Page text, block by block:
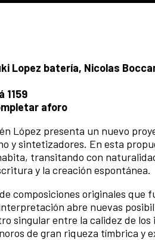
Lopez batería, Nicolas
1159
aforo
López presenta un nuevo
y sintetizadores. En esta
transitando con
y la creación espontánea.
composiciones originales que
abre nuevas
singular entre la calidez de
de gran riqueza tímbrica y